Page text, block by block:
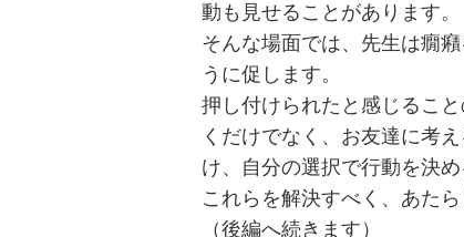
動も見せることがあります。
そんな場面では、先生は癇
うに促します。
押し付けられたと感じるこ
くだけでなく、お友達に考
け、自分の選択で行動を決
これらを解決すべく、あた
（後編へ続きます）